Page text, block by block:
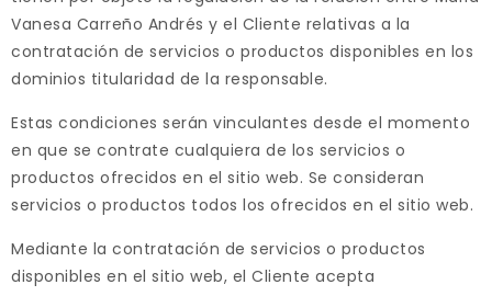
Vanesa Carreño Andrés y el Cliente relativas a la
contratación de servicios o productos disponibles en los
dominios titularidad de la responsable.
Estas condiciones serán vinculantes desde el momento
en que se contrate cualquiera de los servicios o
productos ofrecidos en el sitio web. Se consideran
servicios o productos todos los ofrecidos en el sitio web.
Mediante la contratación de servicios o productos
disponibles en el sitio web, el Cliente acepta